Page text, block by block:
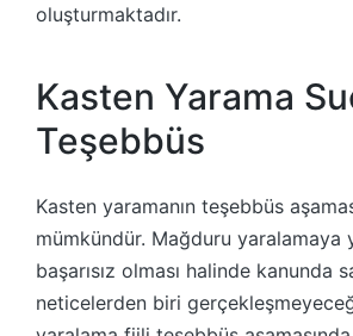
oluşturmaktadır.
Kasten Yarama
Teşebbüs
Kasten yaramanın teşebbüs
mümkündür. Mağduru yaralamaya
başarısız olması halinde kanunda
neticelerden biri